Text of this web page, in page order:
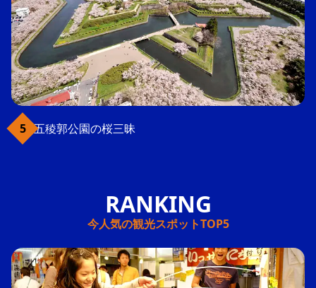
五稜郭公園の桜三昧
今人気の観光スポットTOP5